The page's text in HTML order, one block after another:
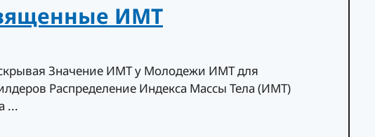
ИМТ
Значение ИМТ у Молодежи ИМТ для
Распределение Индекса Массы Тела (ИМТ)
...